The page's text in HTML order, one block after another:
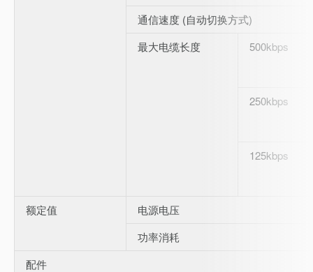
通信速度 (自动切换方式)
最大电缆长度
500kbps
250kbps
125kbps
额定值
电源电压
功率消耗
配件